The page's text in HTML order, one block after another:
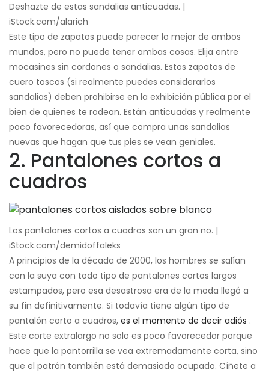
Deshazte de estas sandalias anticuadas. |
iStock.com/alarich
Este tipo de zapatos puede parecer lo mejor de ambos
mundos, pero no puede tener ambas cosas. Elija entre
mocasines sin cordones o sandalias. Estos zapatos de
cuero toscos (si realmente puedes considerarlos
sandalias) deben prohibirse en la exhibición pública por el
bien de quienes te rodean. Están anticuadas y realmente
poco favorecedoras, así que compra unas sandalias
nuevas que hagan que tus pies se vean geniales.
2. Pantalones cortos a
cuadros
Los pantalones cortos a cuadros son un gran no. |
iStock.com/demidoffaleks
A principios de la década de 2000, los hombres se salían
con la suya con todo tipo de pantalones cortos largos
estampados, pero esa desastrosa era de la moda llegó a
su fin definitivamente. Si todavía tiene algún tipo de
pantalón corto a cuadros, es el momento de decir adiós .
Este corte extralargo no solo es poco favorecedor porque
hace que la pantorrilla se vea extremadamente corta, sino
que el patrón también está demasiado ocupado. Cíñete a